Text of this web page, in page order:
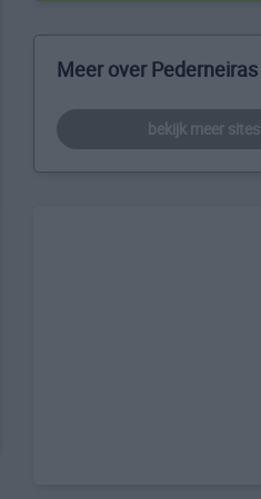
Meer over Pederneiras
bekijk meer sites